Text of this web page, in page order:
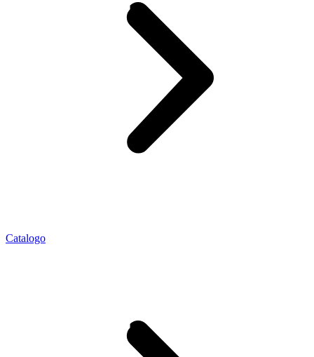
Catalogo